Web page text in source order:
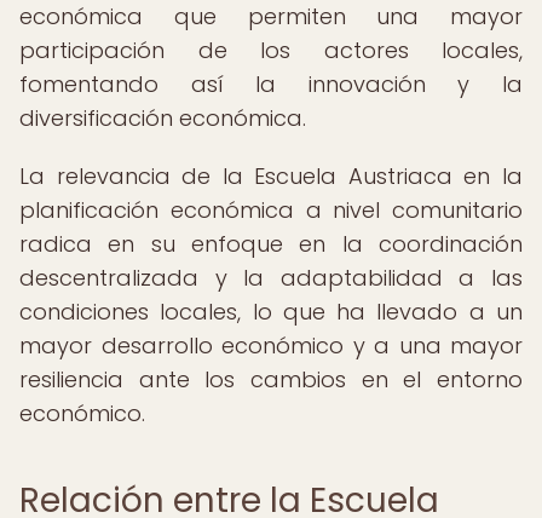
económica que permiten una mayor
participación de los actores locales,
fomentando así la innovación y la
diversificación económica.
La relevancia de la Escuela Austriaca en la
planificación económica a nivel comunitario
radica en su enfoque en la coordinación
descentralizada y la adaptabilidad a las
condiciones locales, lo que ha llevado a un
mayor desarrollo económico y a una mayor
resiliencia ante los cambios en el entorno
económico.
Relación entre la Escuela